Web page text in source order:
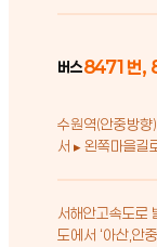
버스8471번,
수원역(안중방
서 ▸ 왼쪽마을
서해안고속도로
도에서 ‘아산,안